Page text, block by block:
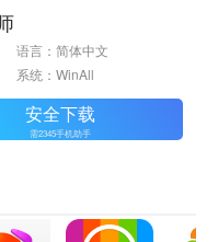
语言：简体中文
系统：WinAll
安全下载
需2345手机助手